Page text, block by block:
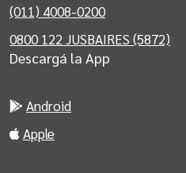
(011) 4008-0200
0800 122 JUSBAIRES (5872)
Descargá la App
Android
Apple